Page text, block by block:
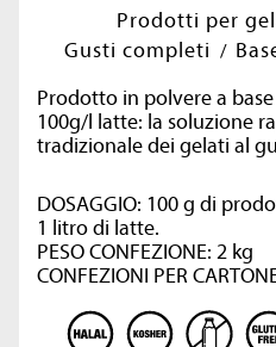
Prodotti per
Gusti completi
Prodotto in polvere a
100g/l latte: la soluzione
tradizionale dei gelati al
DOSAGGIO: 100 g di
1 litro di latte.
PESO CONFEZIONE: 2 kg
CONFEZIONI PER